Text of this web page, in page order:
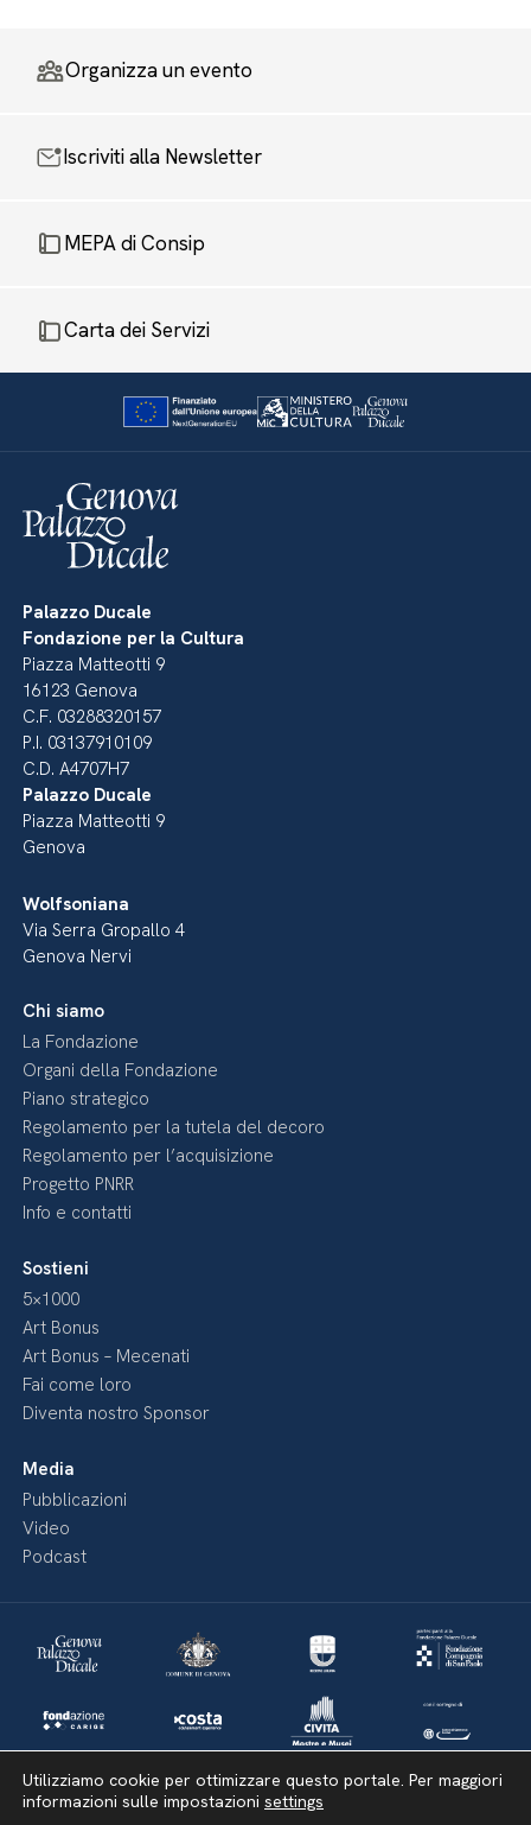
Organizza un evento
Iscriviti alla Newsletter
MEPA di Consip
Carta dei Servizi
Palazzo Ducale
Fondazione per la Cultura
Piazza Matteotti 9
16123 Genova
C.F. 03288320157
P.I. 03137910109
C.D. A4707H7
Palazzo Ducale
Piazza Matteotti 9
Genova
Wolfsoniana
Via Serra Gropallo 4
Genova Nervi
Chi siamo
La Fondazione
Organi della Fondazione
Piano strategico
Regolamento per la tutela del decoro
Regolamento per l’acquisizione
Progetto PNRR
Info e contatti
Sostieni
5×1000
Art Bonus
Art Bonus – Mecenati
Fai come loro
Diventa nostro Sponsor
Media
Pubblicazioni
Video
Podcast
Utilizziamo cookie per ottimizzare questo portale. Per maggiori
informazioni sulle impostazioni settings